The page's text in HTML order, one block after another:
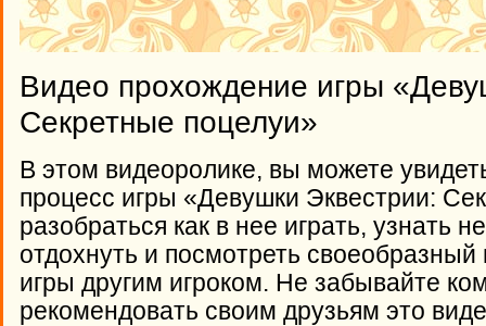
Видео прохождение игры
Секретные поцелуи»
В этом видеоролике, вы можете
процесс игры «Девушки Эквестрии:
разобраться как в нее играть, узнать
отдохнуть и посмотреть
игры другим игроком. Не забывайте
рекомендовать своим друзьям это